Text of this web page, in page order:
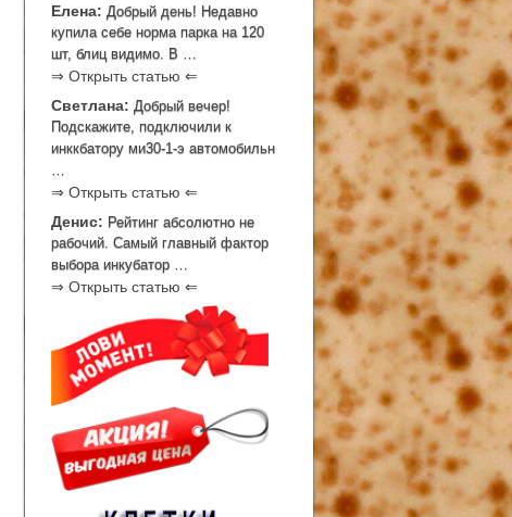
Елена: Добрый день! Недавно
купила себе норма парка на 120
шт, блиц видимо. В …
⇒ Открыть статью ⇐
Светлана: Добрый вечер!
Подскажите, подключили к
инккбатору ми30-1-э автомобильн
…
⇒ Открыть статью ⇐
Денис: Рейтинг абсолютно не
рабочий. Самый главный фактор
выбора инкубатор …
⇒ Открыть статью ⇐